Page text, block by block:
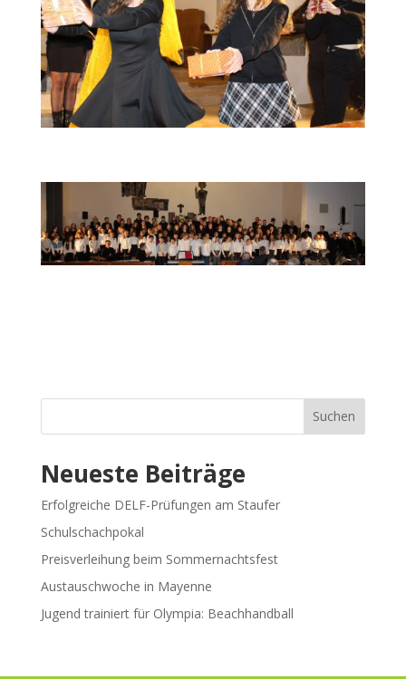
Suchen
Neueste Beiträge
Erfolgreiche DELF-Prüfungen am Staufer
Schulschachpokal
Preisverleihung beim Sommernachtsfest
Austauschwoche in Mayenne
Jugend trainiert für Olympia: Beachhandball